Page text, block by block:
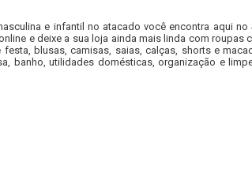
e infantil no atacado você encontra aqui no
e deixe a sua loja ainda mais linda com roupas
blusas, camisas, saias, calças, shorts e
banho, utilidades domésticas, organização e